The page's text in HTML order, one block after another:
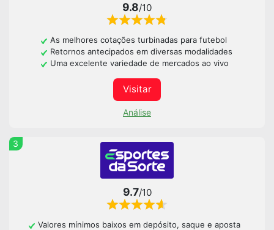
9.8/10
As melhores cotações turbinadas para futebol
Retornos antecipados em diversas modalidades
Uma excelente variedade de mercados ao vivo
Visitar
Análise
3
9.7/10
Valores mínimos baixos em depósito, saque e aposta